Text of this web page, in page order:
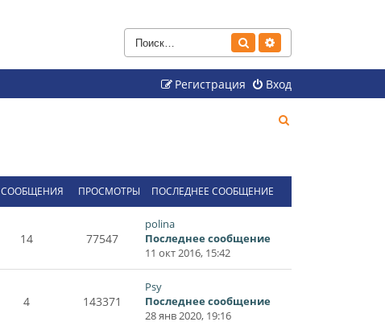
Поиск
Вход
Регистрация
с
СООБЩЕНИЯ ПРОСМОТРЫ ПОСЛЕДНЕЕ СООБЩЕНИЕ
14 77547
polina
Последнее сообщение
11 окт 2016, 15:42
4 143371
Psy
Последнее сообщение
28 янв 2020, 19:16